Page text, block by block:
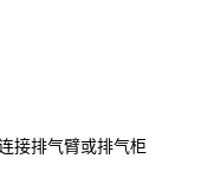
接排气臂或排气柜